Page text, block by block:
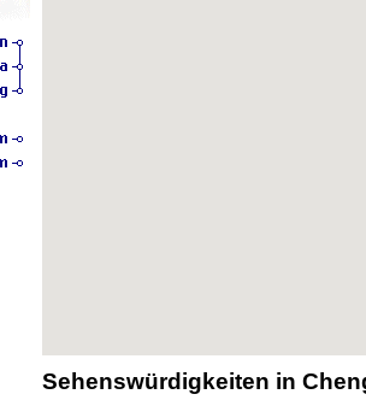
Sehenswürdigkeiten in